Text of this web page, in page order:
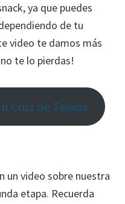
ya que puedes
de tu
video te damos más
te lo pierdas!
Cruz de Tejeda
un video sobre nuestra
etapa. Recuerda